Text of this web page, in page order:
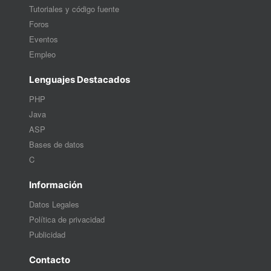
Tutoriales y código fuente
Foros
Eventos
Empleo
Lenguajes Destacados
PHP
Java
ASP
Bases de datos
C
Información
Datos Legales
Política de privacidad
Publicidad
Contacto